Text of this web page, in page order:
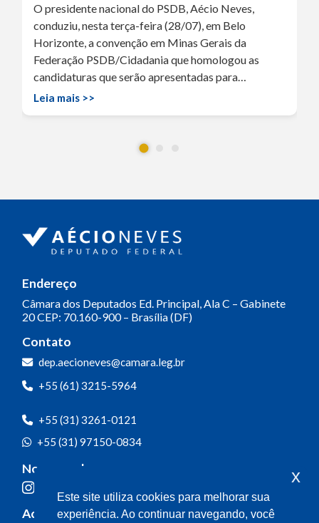
O presidente nacional do PSDB, Aécio Neves,
conduziu, nesta terça-feira (28/07), em Belo
Horizonte, a convenção em Minas Gerais da
Federação PSDB/Cidadania que homologou as
candidaturas que serão apresentadas para…
Leia mais >>
Endereço
Câmara dos Deputados Ed. Principal, Ala C – Gabinete
20CEP: 70.160-900 – Brasília (DF)
Contato
dep.aecioneves@camara.leg.br
+55 (61) 3215-5964
+55 (31) 3261-0121
+55 (31) 97150-0834
Nossas redes
Acompanhe o meu mandato
Este site utiliza cookies para melhorar sua
experiência. Ao continuar navegando, você
x